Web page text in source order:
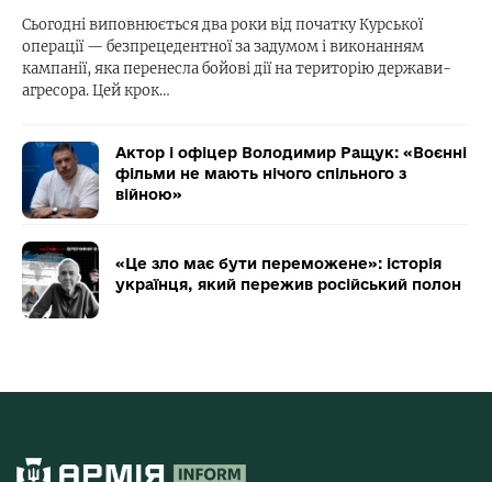
Сьогодні виповнюється два роки від початку Курської
операції — безпрецедентної за задумом і виконанням
кампанії, яка перенесла бойові дії на територію держави-
агресора. Цей крок…
Актор і офіцер Володимир Ращук: «Воєнні
фільми не мають нічого спільного з
війною»
«Це зло має бути переможене»: історія
українця, який пережив російський полон